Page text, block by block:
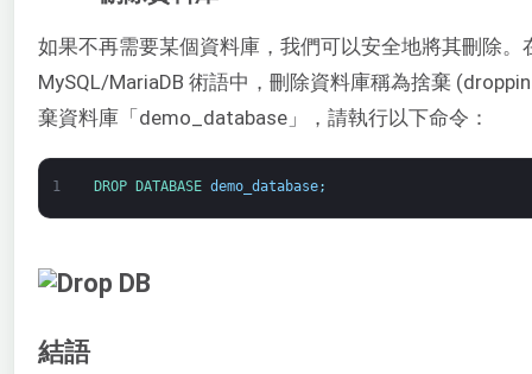
如果不再需要某個資料庫，我們可以安全地將其刪除。
MySQL/MariaDB 術語中，刪除資料庫稱為捨棄
棄資料庫「demo_database」，請執行以下命令：
1 DROP DATABASE demo_database;
結語